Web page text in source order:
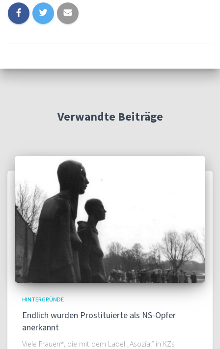
Verwandte Beiträge
HINTERGRÜNDE
Endlich wurden Prostituierte als NS-Opfer
anerkannt
Viele Frauen*, die mit dem Label „Asozial“ in KZs